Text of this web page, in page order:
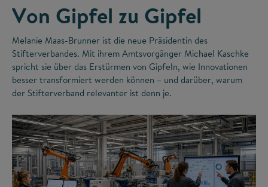
Von Gipfel zu Gipfel
Melanie Maas-Brunner ist die neue Präsidentin des
Stifterverbandes. Mit ihrem Amtsvorgänger Michael Kaschke
spricht sie über das Erstürmen von Gipfeln, wie Innovationen
besser transformiert werden können – und darüber, warum
der Stifterverband relevanter ist denn je.